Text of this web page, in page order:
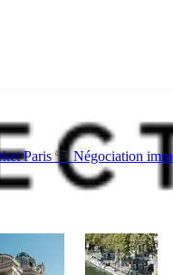
Paris Négociation